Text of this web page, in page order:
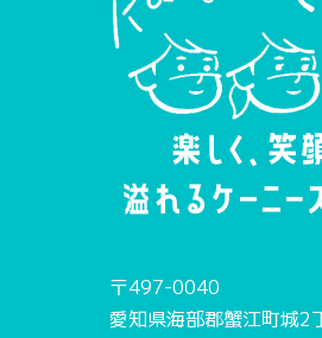
〒497-0040
愛知県海部郡蟹江町城2